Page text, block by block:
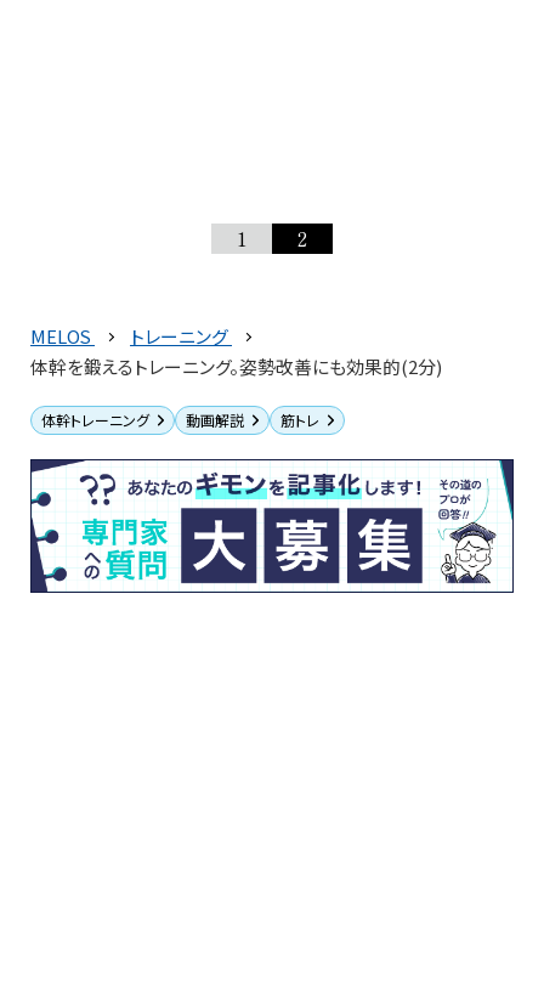
1 2
MELOS
トレーニング
体幹を鍛えるトレーニング。姿勢改善にも効果的(2分)
体幹トレーニング 動画解説 筋トレ